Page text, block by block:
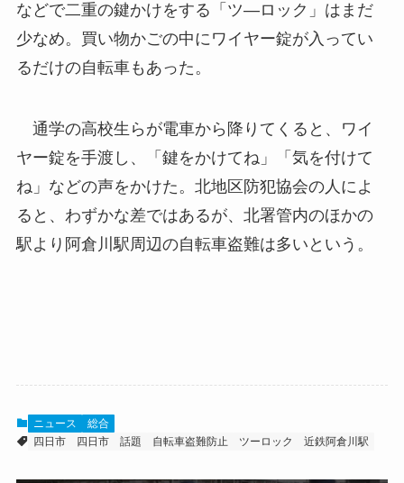
などで二重の鍵かけをする「ツ―ロック」はまだ
少なめ。買い物かごの中にワイヤー錠が入ってい
るだけの自転車もあった。
通学の高校生らが電車から降りてくると、ワイ
ヤー錠を手渡し、「鍵をかけてね」「気を付けて
ね」などの声をかけた。北地区防犯協会の人によ
ると、わずかな差ではあるが、北署管内のほかの
駅より阿倉川駅周辺の自転車盗難は多いという。
ニュース
総合
四日市
四日市 話題 自転車盗難防止 ツーロック 近鉄阿倉川駅